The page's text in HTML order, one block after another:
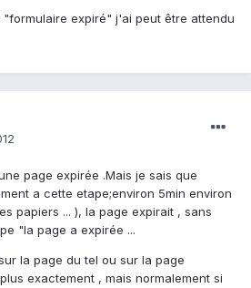
expiré" j'ai peut être attendu
page expirée .Mais je sais que
a cette etape;environ 5min environ
papiers ... ), la page expirait , sans
"la page a expirée ...
la page du tel ou sur la page
exactement , mais normalement si